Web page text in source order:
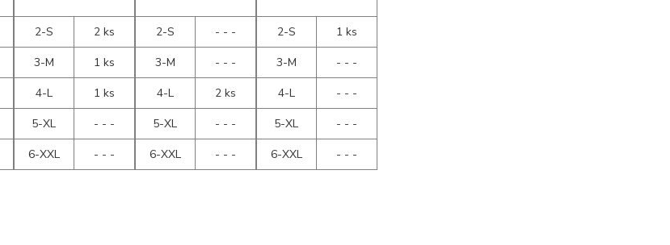
2-S
2 ks
3-M
1 ks
4-L
1 ks
5-XL
- - -
6-XXL
- - -
2-S
- - -
3-M
- - -
4-L
2 ks
5-XL
- - -
6-XXL
- - -
2-S
1 ks
3-M
- - -
4-L
- - -
5-XL
- - -
6-XXL
- - -